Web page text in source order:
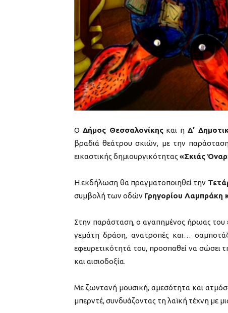
Ο Δήμος Θεσσαλονίκηςκαι ηΔ’
βραδιά θεάτρου σκιών, με την
εικαστικής δημιουργικότητας «Σκιάς
Η εκδήλωση θα πραγματοποιηθεί την
συμβολή των οδών Γρηγορίου Λαμπράκη
Στην παράσταση, ο αγαπημένος ήρωας του
γεμάτη δράση, ανατροπές και…
εφευρετικότητά του, προσπαθεί να σώσει
και αισιοδοξία.
Με ζωντανή μουσική, αμεσότητα και
μπερντέ, συνδυάζοντας τη λαϊκή τέχνη με